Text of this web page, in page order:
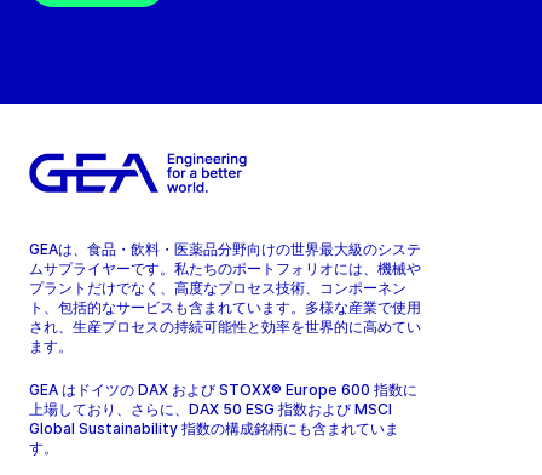
GEAは、食品・飲料・医薬品分野向けの世界最大級のシステ
ムサプライヤーです。私たちのポートフォリオには、機械や
プラントだけでなく、高度なプロセス技術、コンポーネン
ト、包括的なサービスも含まれています。多様な産業で使用
され、生産プロセスの持続可能性と効率を世界的に高めてい
ます。
GEA はドイツの DAX および STOXX® Europe 600 指数に
上場しており、さらに、DAX 50 ESG 指数および MSCI
Global Sustainability 指数の構成銘柄にも含まれていま
す。